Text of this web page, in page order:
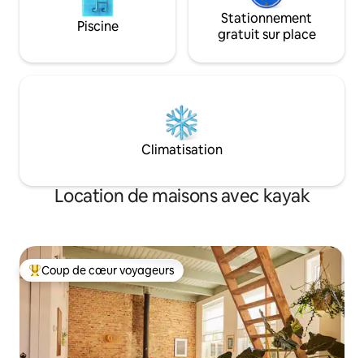
Piscine
Stationnement
gratuit sur place
Climatisation
Location de maisons avec kayak
Coups de cœur voyageurs les plus appréciés
Coup de cœur voyageurs